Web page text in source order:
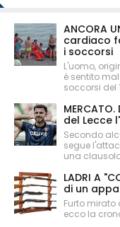
ANCORA
cardiaco
i soccorsi
L'uomo,
è sentito
soccorsi del
del Lecce
Secondo
segue
una
LADRI A
di un
Furto mirato
ecco la